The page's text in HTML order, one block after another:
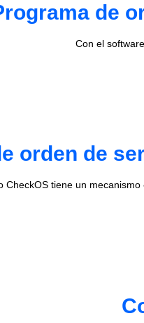
de
Con el
orden de
CheckOS tiene un